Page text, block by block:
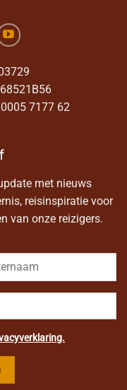
7177 62
met nieuws
reisinspiratie voor
van onze reizigers.